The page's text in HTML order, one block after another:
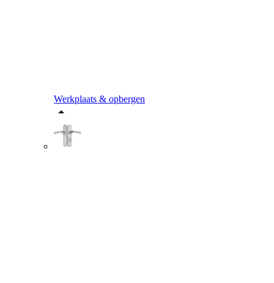
Werkplaats & opbergen